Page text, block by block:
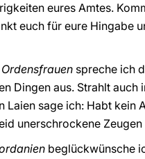
eures Amtes.
euch für eure Hingabe
spreche ich
Dingen aus. Strahlt
Laien sage ich: Habt
unerschrockene
beglückwünsche